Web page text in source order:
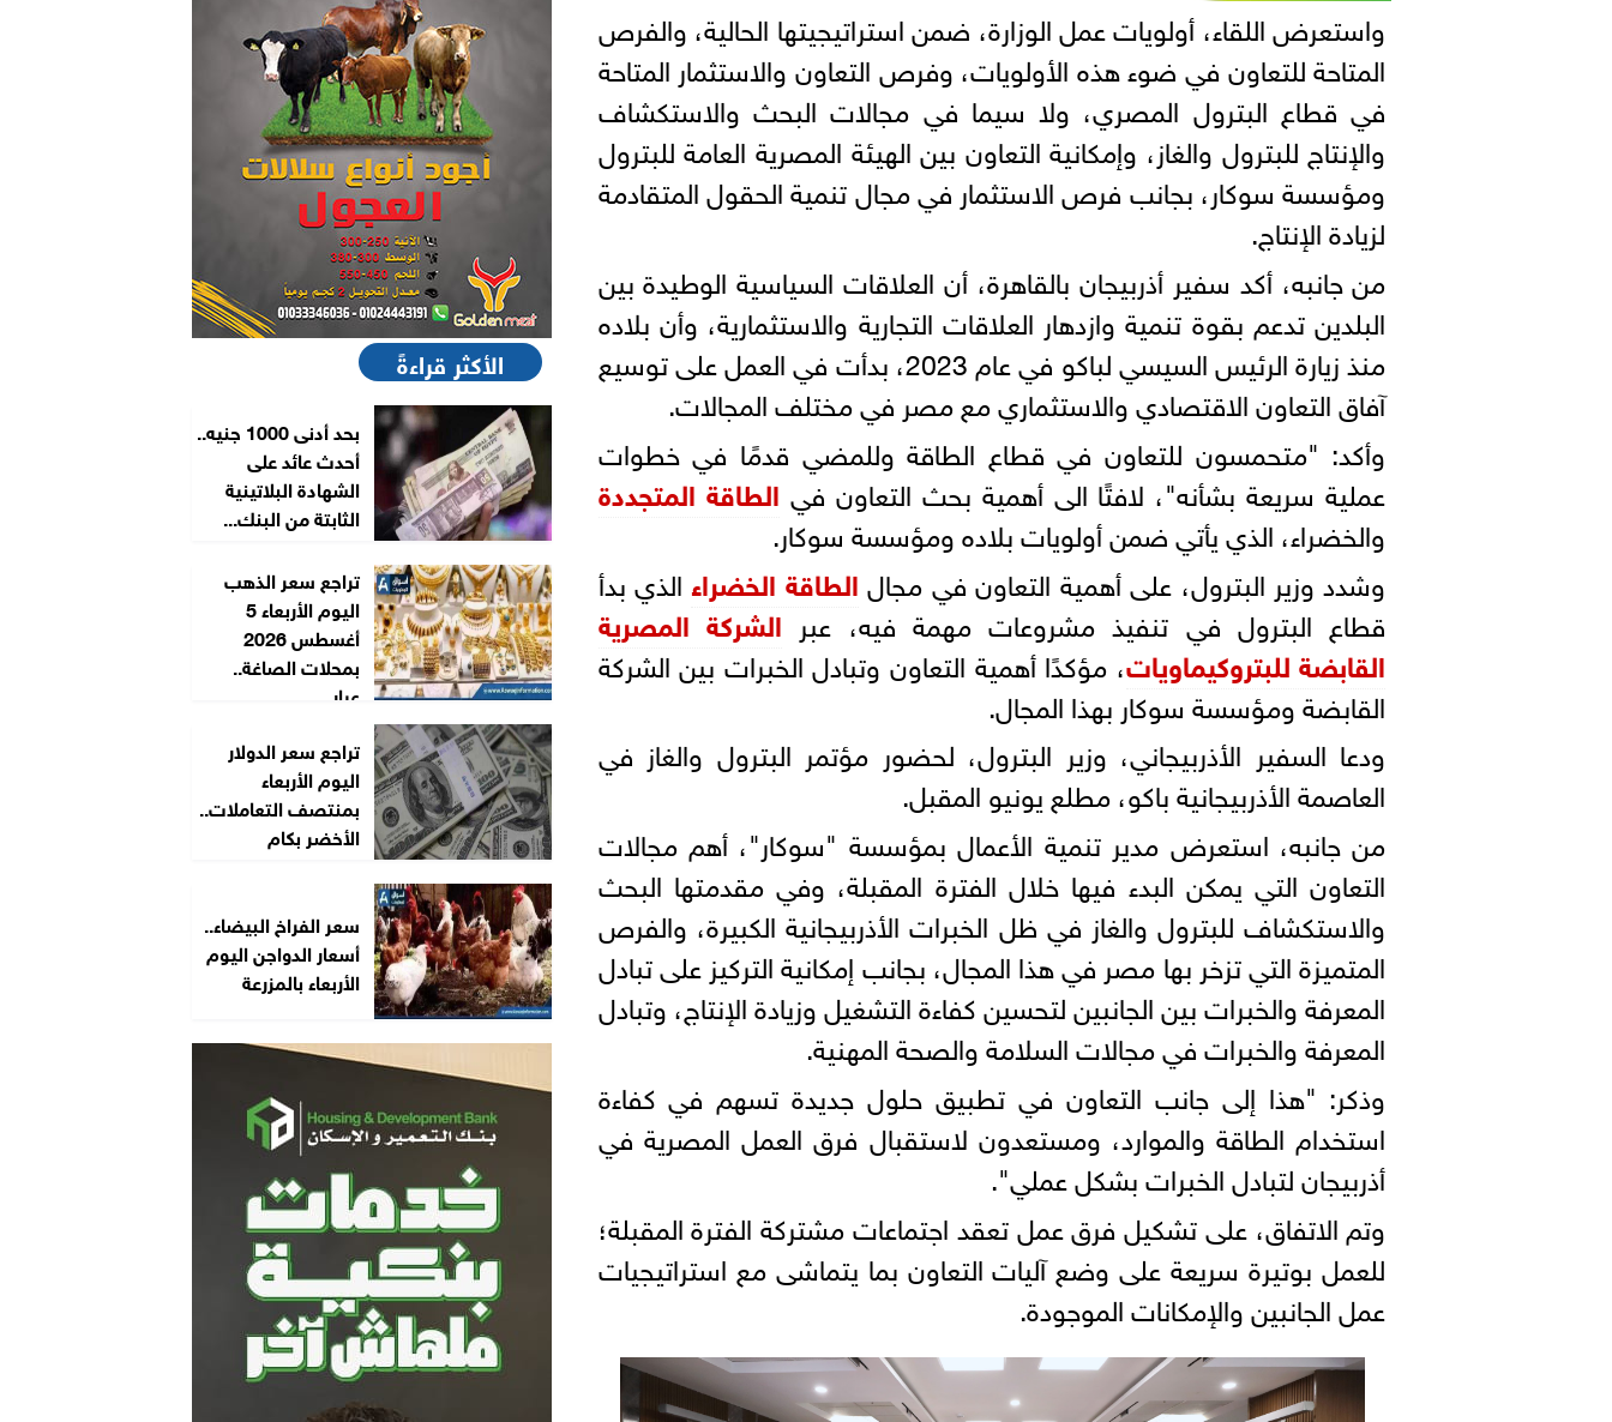
واستعرض اللقاء، أولويات عمل الوزارة، ضمن استراتيجيتها الحالية، والفرص
المتاحة للتعاون في ضوء هذه الأولويات، وفرص التعاون والاستثمار المتاحة
في قطاع البترول المصري، ولا سيما في مجالات البحث والاستكشاف
والإنتاج للبترول والغاز، وإمكانية التعاون بين الهيئة المصرية العامة للبترول
ومؤسسة سوكار، بجانب فرص الاستثمار في مجال تنمية الحقول المتقادمة
لزيادة الإنتاج.
من جانبه، أكد سفير أذربيجان بالقاهرة، أن العلاقات السياسية الوطيدة بين
البلدين تدعم بقوة تنمية وازدهار العلاقات التجارية والاستثمارية، وأن بلاده
منذ زيارة الرئيس السيسي لباكو في عام 2023، بدأت في العمل على توسيع
آفاق التعاون الاقتصادي والاستثماري مع مصر في مختلف المجالات.
وأكد: "متحمسون للتعاون في قطاع الطاقة وللمضي قدمًا في خطوات
عملية سريعة بشأنه"، لافتًا الى أهمية بحث التعاون في الطاقة المتجددة
والخضراء، الذي يأتي ضمن أولويات بلاده ومؤسسة سوكار.
وشدد وزير البترول، على أهمية التعاون في مجالالطاقة الخضراءالذي بدأ
قطاع البترول في تنفيذ مشروعات مهمة فيه، عبر الشركة المصرية
القابضة للبتروكيماويات، مؤكدًا أهمية التعاون وتبادل الخبرات بين الشركة
القابضة ومؤسسة سوكار بهذا المجال.
ودعا السفير الأذربيجاني، وزير البترول، لحضور مؤتمر البترول والغاز في
العاصمة الأذربيجانية باكو، مطلع يونيو المقبل.
من جانبه، استعرض مدير تنمية الأعمال بمؤسسة "سوكار"، أهم مجالات
التعاون التي يمكن البدء فيها خلال الفترة المقبلة، وفي مقدمتها البحث
والاستكشاف للبترول والغاز في ظل الخبرات الأذربيجانية الكبيرة، والفرص
المتميزة التي تزخر بها مصر في هذا المجال، بجانب إمكانية التركيز على تبادل
المعرفة والخبرات بين الجانبين لتحسين كفاءة التشغيل وزيادة الإنتاج، وتبادل
المعرفة والخبرات في مجالات السلامة والصحة المهنية.
وذكر: "هذا إلى جانب التعاون في تطبيق حلول جديدة تسهم في كفاءة
استخدام الطاقة والموارد، ومستعدون لاستقبال فرق العمل المصرية في
أذربيجان لتبادل الخبرات بشكل عملي".
وتم الاتفاق، على تشكيل فرق عمل تعقد اجتماعات مشتركة الفترة المقبلة؛
للعمل بوتيرة سريعة على وضع آليات التعاون بما يتماشى مع استراتيجيات
عمل الجانبين والإمكانات الموجودة.
الأكثر قراءةً
بحد أدنى 1000 جنيه..
أحدث عائد على
الشهادة البلاتينية
الثابتة من البنك...
تراجع سعر الذهب
اليوم الأربعاء 5
أغسطس 2026
بمحلات الصاغة..
عيار...
تراجع سعر الدولار
اليوم الأربعاء
بمنتصف التعاملات..
الأخضر بكام
سعر الفراخ البيضاء..
أسعار الدواجن اليوم
الأربعاء بالمزرعة